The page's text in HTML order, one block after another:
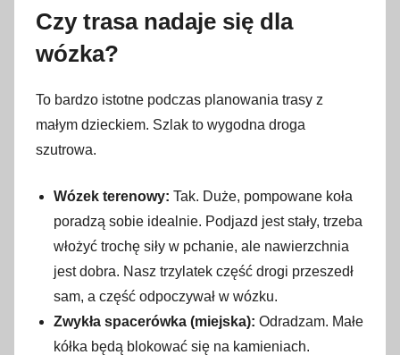
Czy trasa nadaje się dla
wózka?
To bardzo istotne podczas planowania trasy z
małym dzieckiem. Szlak to wygodna droga
szutrowa.
Wózek terenowy: Tak. Duże, pompowane koła
poradzą sobie idealnie. Podjazd jest stały, trzeba
włożyć trochę siły w pchanie, ale nawierzchnia
jest dobra. Nasz trzylatek część drogi przeszedł
sam, a część odpoczywał w wózku.
Zwykła spacerówka (miejska): Odradzam. Małe
kółka będą blokować się na kamieniach.